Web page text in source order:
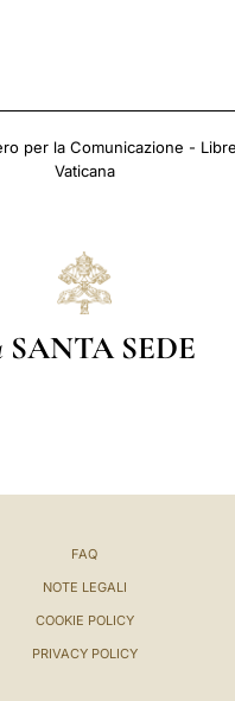
per la Comunicazione -
Vaticana
SANTA SEDE
FAQ
NOTE LEGALI
COOKIE POLICY
PRIVACY POLICY